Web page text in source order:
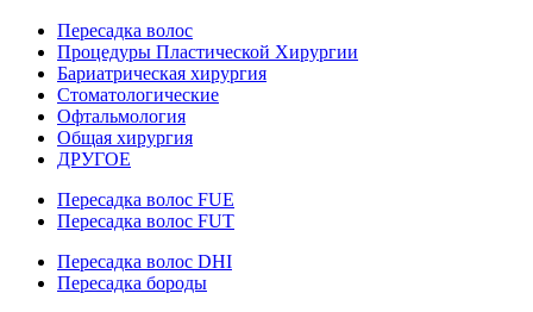
Пересадка волос
Процедуры Пластической Хирургии
Бариатрическая хирургия
Стоматологические
Офтальмология
Общая хирургия
ДРУГОЕ
Пересадка волос FUE
Пересадка волос FUT
Пересадка волос DHI
Пересадка бороды